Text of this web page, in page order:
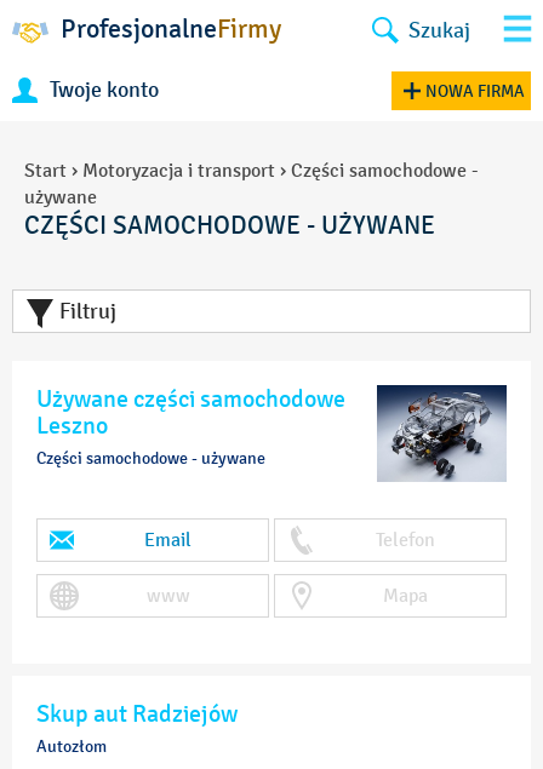
ProfesjonalneFirmy Szukaj
Twoje konto NOWA FIRMA
Start › Motoryzacja i transport › Części samochodowe -
używane
CZĘŚCI SAMOCHODOWE - UŻYWANE
Filtruj
Używane części samochodowe
Leszno
Części samochodowe - używane
Email Telefon
www Mapa
Skup aut Radziejów
Autozłom